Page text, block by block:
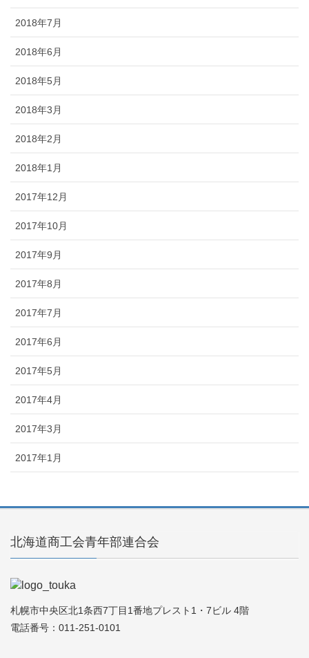
2018年7月
2018年6月
2018年5月
2018年3月
2018年2月
2018年1月
2017年12月
2017年10月
2017年9月
2017年8月
2017年7月
2017年6月
2017年5月
2017年4月
2017年3月
2017年1月
北海道商工会青年部連合会
札幌市中央区北1条西7丁目1番地プレスト1・7ビル 4階
電話番号：011-251-0101